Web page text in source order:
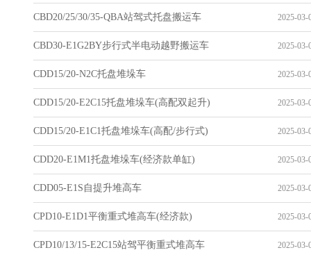
CBD20/25/30/35-QBA站驾式托盘搬运车 2025-03-
CBD30-E1G2BY步行式半电动越野搬运车 2025-03-
CDD15/20-N2C托盘堆垛车 2025-03-
CDD15/20-E2C15托盘堆垛车(高配双起升) 2025-03-
CDD15/20-E1C1托盘堆垛车(高配/步行式) 2025-03-
CDD20-E1M1托盘堆垛车(经济款单缸) 2025-03-
CDD05-E1S自提升堆高车 2025-03-
CPD10-E1D1平衡重式堆高车(经济款) 2025-03-
CPD10/13/15-E2C15站驾平衡重式堆高车 2025-03-